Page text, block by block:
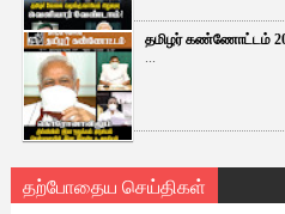
தமிழர் கண்ணோட்டம்
...
தற்போதைய செய்திகள்